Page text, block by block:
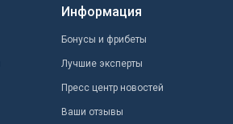
Информация
Бонусы и фрибеты
Лучшие эксперты
Пресс центр новостей
Ваши отзывы